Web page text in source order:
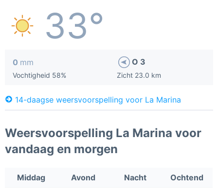
33°
0 mm
Vochtigheid 58%
O 3
Zicht 23.0 km
14-daagse weersvoorspelling voor La Marina
Weersvoorspelling La Marina voor
vandaag en morgen
Middag Avond Nacht Ochtend